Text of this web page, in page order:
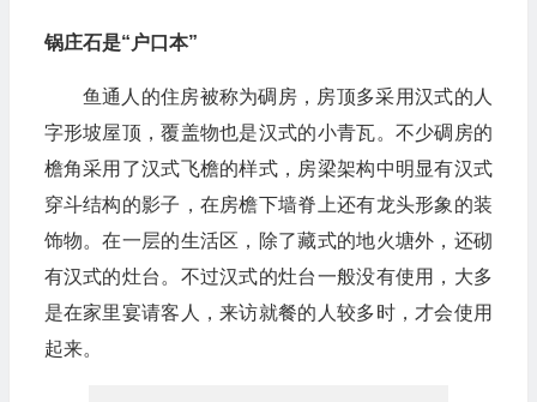
锅庄石是“户口本”
鱼通人的住房被称为碉房，房顶多采用汉式的人
字形坡屋顶，覆盖物也是汉式的小青瓦。不少碉房的
檐角采用了汉式飞檐的样式，房梁架构中明显有汉式
穿斗结构的影子，在房檐下墙脊上还有龙头形象的装
饰物。在一层的生活区，除了藏式的地火塘外，还砌
有汉式的灶台。不过汉式的灶台一般没有使用，大多
是在家里宴请客人，来访就餐的人较多时，才会使用
起来。